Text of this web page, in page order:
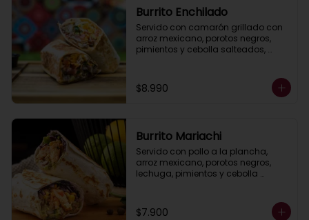
Burrito Enchilado
Servido con camarón grillado con
arroz mexicano, porotos negros,
pimientos y cebolla salteados,
$8.990
Burrito Mariachi
Servido con pollo a la plancha,
arroz mexicano, porotos negros,
lechuga, pimientos y cebolla
$7.900